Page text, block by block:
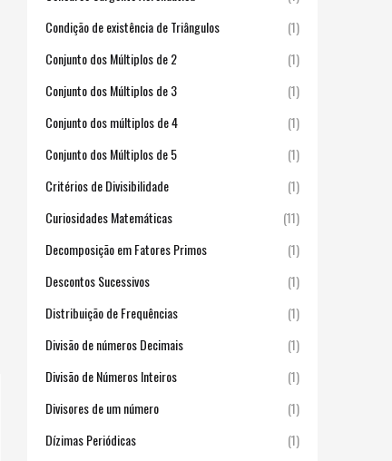
Condição de existência de Triângulos
(1)
Conjunto dos Múltiplos de 2
(1)
Conjunto dos Múltiplos de 3
(1)
Conjunto dos múltiplos de 4
(1)
Conjunto dos Múltiplos de 5
(1)
Critérios de Divisibilidade
(1)
Curiosidades Matemáticas
(11)
Decomposição em Fatores Primos
(1)
Descontos Sucessivos
(1)
Distribuição de Frequências
(1)
Divisão de números Decimais
(1)
Divisão de Números Inteiros
(1)
Divisores de um número
(1)
Dízimas Periódicas
(1)